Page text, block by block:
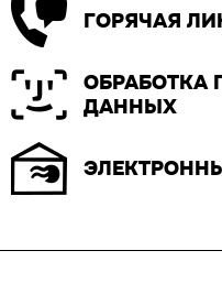
ГОРЯЧАЯ
ОБРАБОТКА
ДАННЫХ